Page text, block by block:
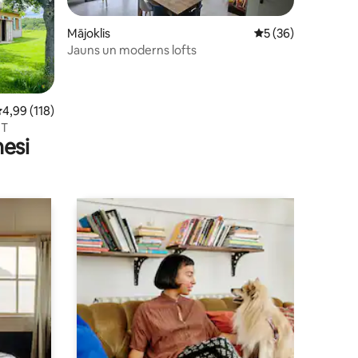
326vērtējums: 4,99 no 5, atsauksmju skaits: 118
4,99 (118)
Mājoklis Vidējais
5 (36)
Jauns un moderns lofts